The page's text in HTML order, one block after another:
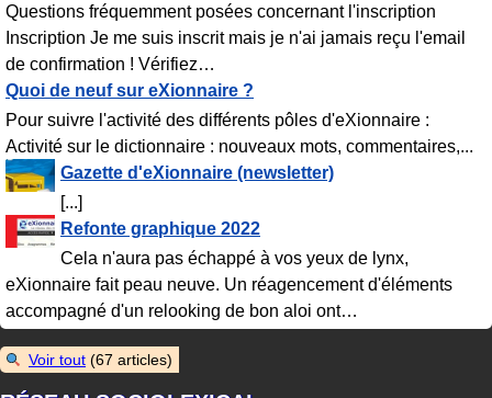
Questions fréquemment posées concernant l'inscription
Inscription Je me suis inscrit mais je n'ai jamais reçu l'email
de confirmation ! Vérifiez…
Quoi de neuf sur eXionnaire ?
Pour suivre l'activité des différents pôles d'eXionnaire :
Activité sur le dictionnaire : nouveaux mots, commentaires,...
Gazette d'eXionnaire (newsletter)
[...]
Refonte graphique 2022
Cela n'aura pas échappé à vos yeux de lynx,
eXionnaire fait peau neuve. Un réagencement d'éléments
accompagné d'un relooking de bon aloi ont…
Voir tout (67 articles)